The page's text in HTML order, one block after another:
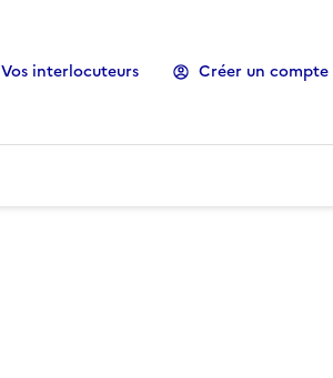
Vos interlocuteurs Créer un compte